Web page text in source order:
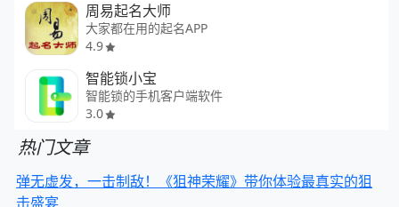
周易起名大师
大家都在用的起名APP
4.9
智能锁小宝
智能锁的手机客户端软件
3.0
热门文章
弹无虚发，一击制敌！《狙神荣耀》带你体验最真实的狙
击盛宴